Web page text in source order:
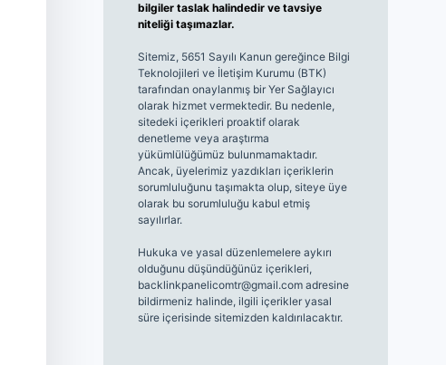
bilgiler taslak halindedir ve tavsiye
niteliği taşımazlar.
Sitemiz, 5651 Sayılı Kanun gereğince Bilgi
Teknolojileri ve İletişim Kurumu (BTK)
tarafından onaylanmış bir Yer Sağlayıcı
olarak hizmet vermektedir. Bu nedenle,
sitedeki içerikleri proaktif olarak
denetleme veya araştırma
yükümlülüğümüz bulunmamaktadır.
Ancak, üyelerimiz yazdıkları içeriklerin
sorumluluğunu taşımakta olup, siteye üye
olarak bu sorumluluğu kabul etmiş
sayılırlar.
Hukuka ve yasal düzenlemelere aykırı
olduğunu düşündüğünüz içerikleri,
backlinkpanelicomtr@gmail.comadresine
bildirmeniz halinde, ilgili içerikler yasal
süre içerisinde sitemizden kaldırılacaktır.